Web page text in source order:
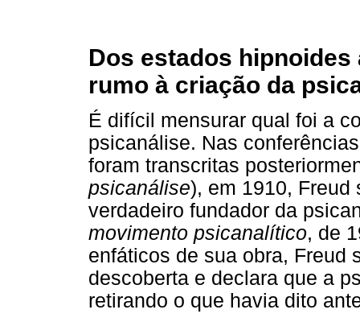
Dos estados
rumo à criação da
É difícil mensurar qual foi a
psicanálise. Nas
foram transcritas
psicanálise), em 1910, Freud
verdadeiro fundador da
movimento psicanalítico, de
enfáticos de sua obra, Freud
descoberta e declara que a
retirando o que havia dito